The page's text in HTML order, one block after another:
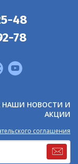
НОВОСТИ И
АКЦИИ
соглашения
48
78